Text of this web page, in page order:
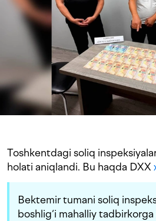
Toshkentdagi soliq
holati aniqlandi. Bu haqda DXX
Bektemir tumani soliq
boshlig‘i mahalliy